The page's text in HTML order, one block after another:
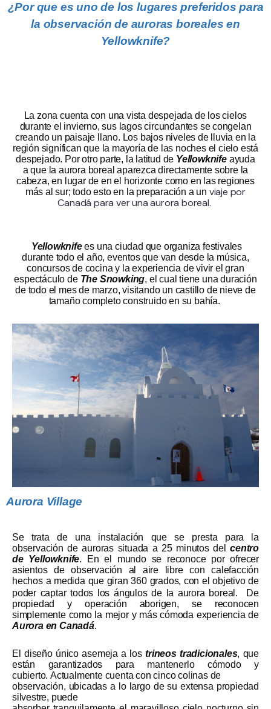
¿Por que es uno de los lugares preferidos para
la observación de auroras boreales en
Yellowknife?
La zona cuenta con una vista despejada de los cielos
durante el invierno, sus lagos circundantes se congelan
creando un paisaje llano. Los bajos niveles de lluvia en la
región significan que la mayoría de las noches el cielo está
despejado. Por otro parte, la latitud de Yellowknifeayuda
a que la aurora boreal aparezca directamente sobre la
cabeza, en lugar de en el horizonte como en las regiones
más al sur; todo esto en la preparación a un viaje por
Canadá para ver una aurora boreal.
Yellowknifees una ciudad que organiza festivales
durante todo el año, eventos que van desde la música,
concursos de cocina y la experiencia de vivir el gran
espectáculo de The Snowking, el cual tiene una duración
de todo el mes de marzo, visitando un castillo de nieve de
tamaño completo construido en su bahía.
Aurora Village
Se trata de una instalación que se presta para la
observación de auroras situada a 25 minutos delcentro
de Yellowknife. En el mundo se reconoce por ofrecer
asientos de observación al aire libre con calefacción
hechos a medida que giran 360 grados, con el objetivo de
poder captar todos los ángulos de la aurora boreal.
De
propiedad y operación aborigen, se reconocen
simplemente como la mejor y más cómoda experiencia de
Aurora en Canadá.
El diseño único asemeja a lostrineos tradicionales, que
están garantizados para mantenerlo cómodo y
cubierto. Actualmente cuenta con cinco colinas de
observación, ubicadas a lo largo de su extensa propiedad
silvestre, puede